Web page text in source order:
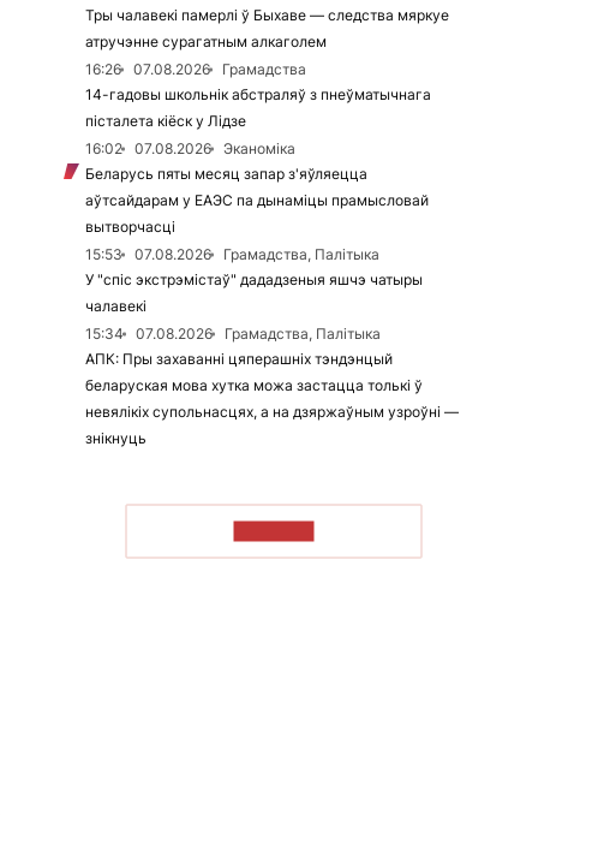
Тры чалавекі памерлі ў Быхаве — следства мяркуе
атручэнне сурагатным алкаголем
16:26
07.08.2026
Грамадства
14-гадовы школьнік абстраляў з пнеўматычнага
пісталета кіёск у Лідзе
16:02
07.08.2026
Эканоміка
Беларусь пяты месяц запар з'яўляецца
аўтсайдарам у ЕАЭС па дынаміцы прамысловай
вытворчасці
15:53
07.08.2026
Грамадства, Палітыка
У "спіс экстрэмістаў" дададзеныя яшчэ чатыры
чалавекі
15:34
07.08.2026
Грамадства, Палітыка
АПК: Пры захаванні цяперашніх тэндэнцый
беларуская мова хутка можа застацца толькі ў
невялікіх супольнасцях, а на дзяржаўным узроўні —
знікнуць